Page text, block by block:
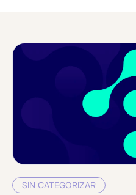
SIN CATEGORIZAR